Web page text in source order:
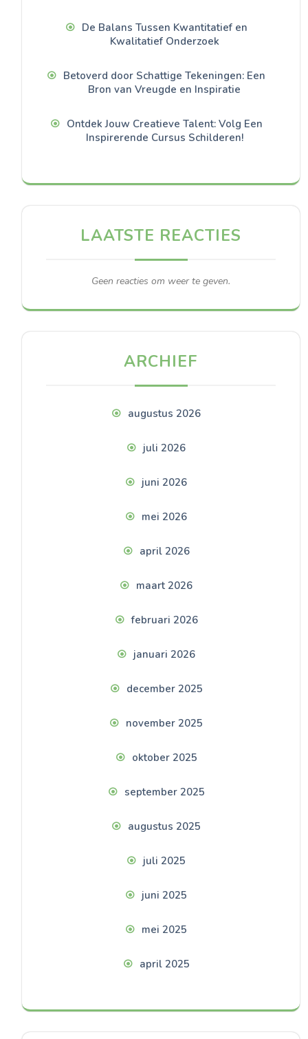
De Balans Tussen Kwantitatief en
Kwalitatief Onderzoek
Betoverd door Schattige Tekeningen: Een
Bron van Vreugde en Inspiratie
Ontdek Jouw Creatieve Talent: Volg Een
Inspirerende Cursus Schilderen!
LAATSTE REACTIES
Geen reacties om weer te geven.
ARCHIEF
augustus 2026
juli 2026
juni 2026
mei 2026
april 2026
maart 2026
februari 2026
januari 2026
december 2025
november 2025
oktober 2025
september 2025
augustus 2025
juli 2025
juni 2025
mei 2025
april 2025